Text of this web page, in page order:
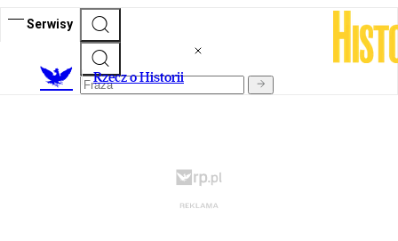
Serwisy
Rzecz o Historii